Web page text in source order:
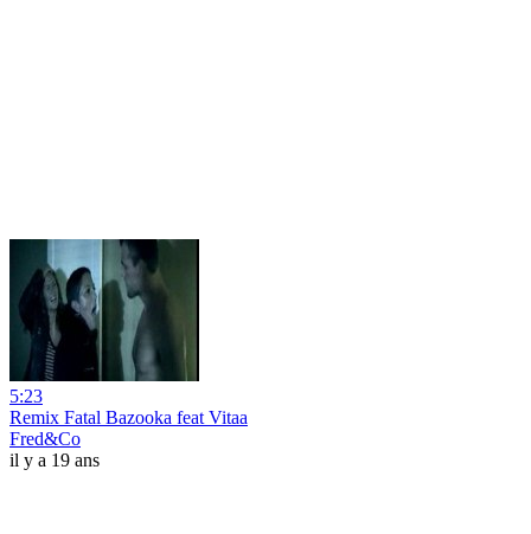
5:23
Remix Fatal Bazooka feat Vitaa
Fred&Co
il y a 19 ans